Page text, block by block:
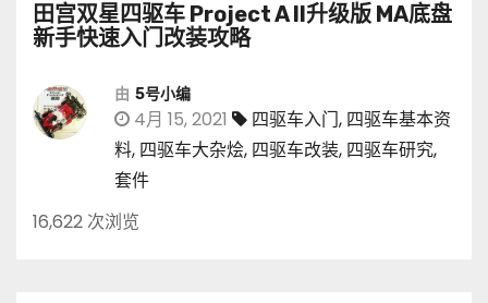
田宫双星四驱车 Project A II升级版 MA底盘
新手快速入门改装攻略
由 5号小编
4月 15, 2021 四驱车入门, 四驱车基本资
料, 四驱车大杂烩, 四驱车改装, 四驱车研究,
套件
16,622 次浏览